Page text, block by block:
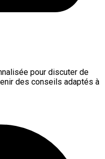
pour discuter de
des conseils adaptés à